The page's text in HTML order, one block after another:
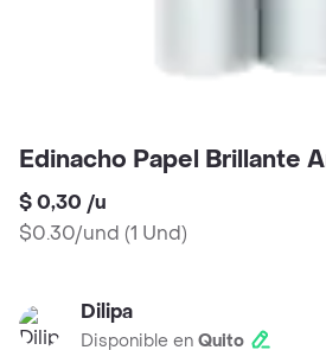
Edinacho Papel Brillante
$ 0,30 /u
$0.30/und (1 Und)
Dilipa
Disponible en Quito